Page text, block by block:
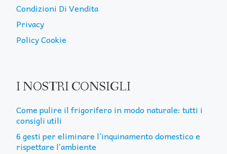
Condizioni Di Vendita
Privacy
Policy Cookie
I NOSTRI CONSIGLI
Come pulire il frigorifero in modo naturale: tutti i
consigli utili
6 gesti per eliminare l’inquinamento domestico e
rispettare l’ambiente